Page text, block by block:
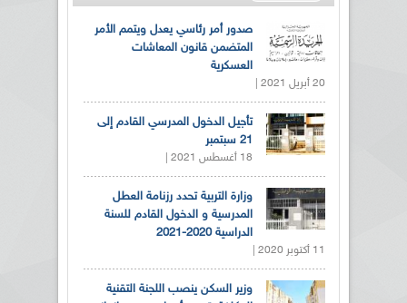
صدور أمر رئاسي يعدل ويتمم الأمر
المتضمن قانون المعاشات
العسكرية
20 أبريل 2021 |
تأجيل الدخول المدرسي القادم إلى
21 سبتمبر
18 أغسطس 2021 |
وزارة التربية تحدد رزنامة العطل
المدرسية و الدخول القادم للسنة
الدراسية 2020-2021
11 أكتوبر 2020 |
وزير السكن ينصب اللجنة التقنية